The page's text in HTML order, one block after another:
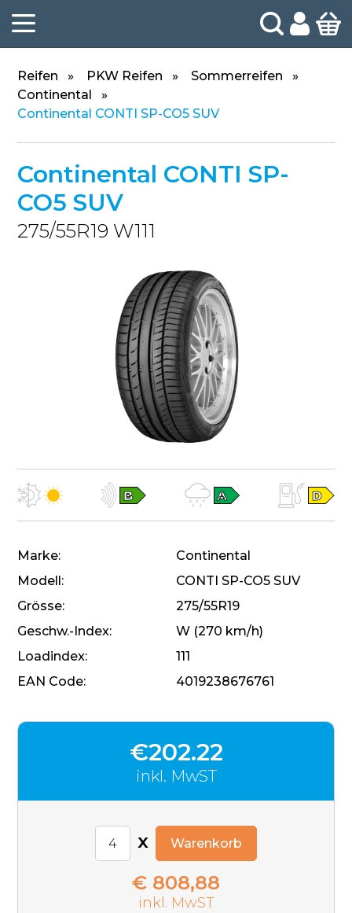
Reifen PKW Reifen
Sommerreifen
Continental
Continental CONTI SP-CO5 SUV
Continental CONTI SP-
CO5 SUV
275/55R19 W111
Marke
Continental
Modell
CONTI SP-CO5 SUV
Grösse
275/55R19
Geschw.-Index
W (270 km/h)
Loadindex
111
EAN Code
4019238676761
€202.22
inkl. MwST
x Warenkorb
€ 808,88
inkl. MwST